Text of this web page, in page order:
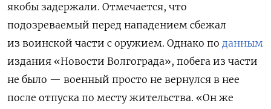
якобы задержали. Отмечается, что
подозреваемый перед нападением сбежал
из воинской части с оружием. Однако по данным
издания «Новости Волгограда», побега из части
не было — военный просто не вернулся в нее
после отпуска по месту жительства. «Он же